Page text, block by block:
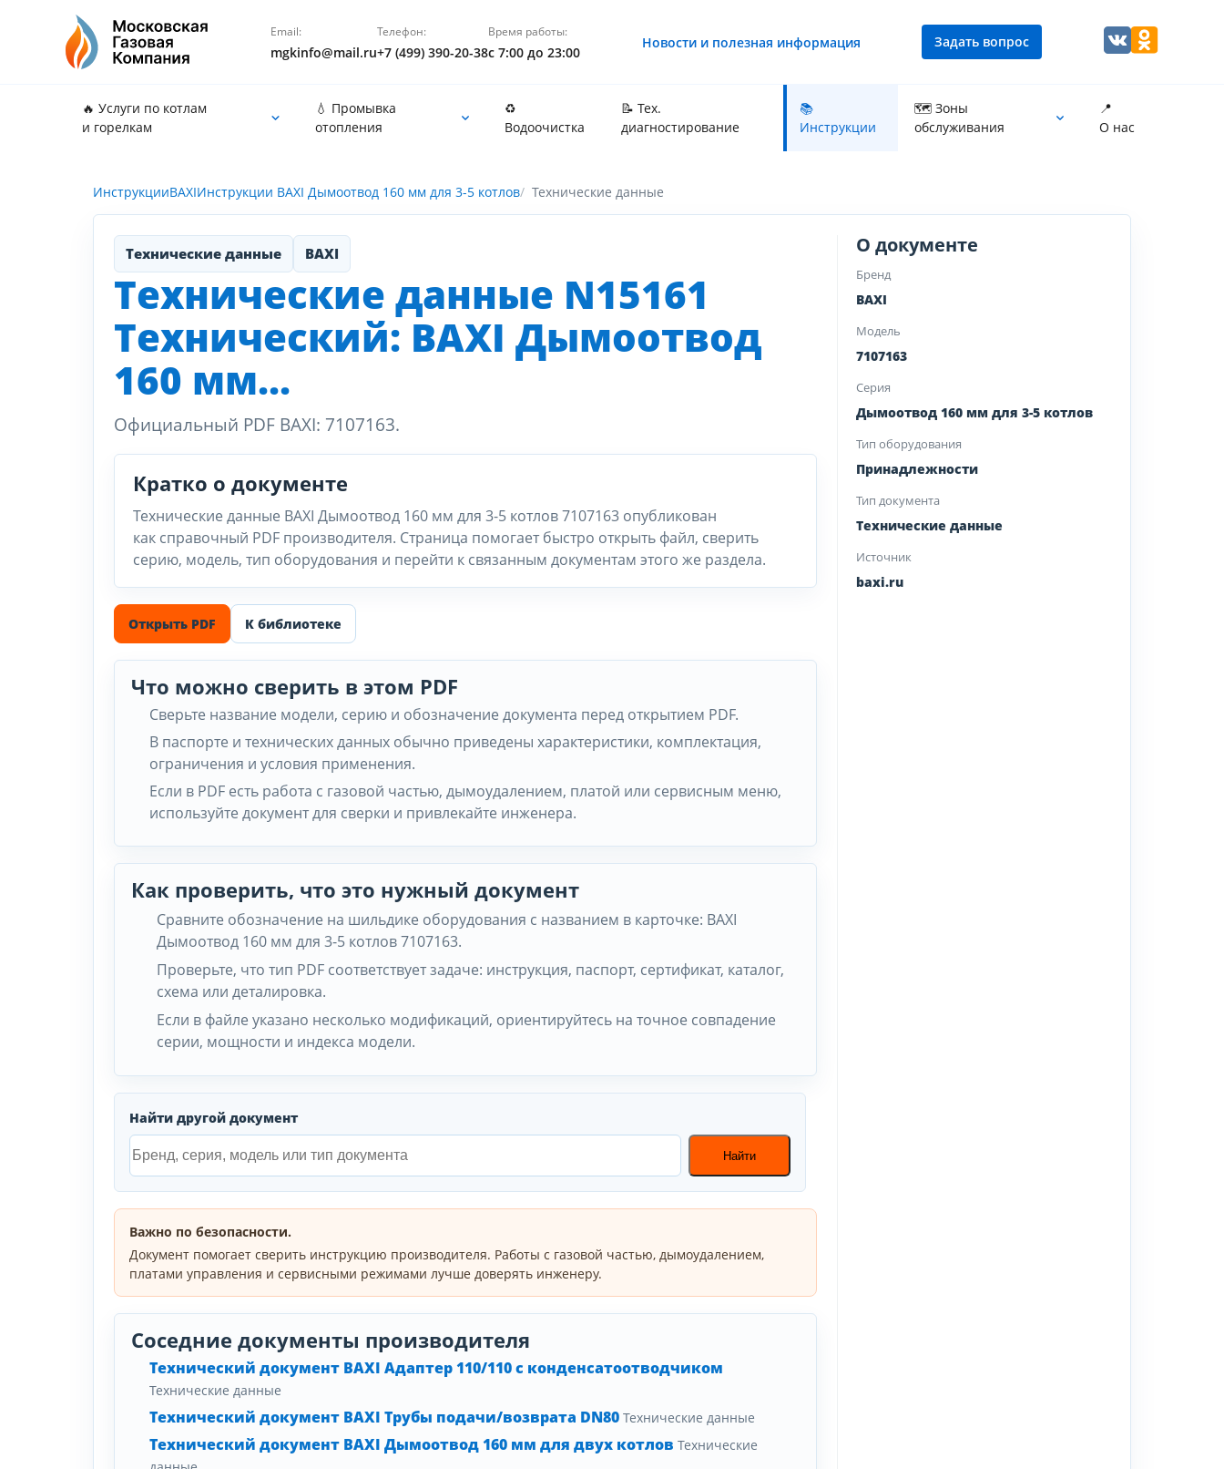
Email:
mgkinfo@mail.ru
Телефон:
+7 (499) 390-20-38
Время работы:
с 7:00 до 23:00
Новости и полезная информация Задать вопрос
🔥 Услуги по котлам
и горелкам
💧 Промывка
отопления
♻️
Водоочистка
📝 Тех.
диагностирование
📚
Инструкции
🗺 Зоны
обслуживания
📍
О нас
ИнструкцииBAXIИнструкции BAXI Дымоотвод 160 мм для 3-5 котлов Технические данные
Технические данные BAXI
Технические данные N15161
Технический: BAXI Дымоотвод
160 мм...
Официальный PDF BAXI: 7107163.
Кратко о документе
Технические данные BAXI Дымоотвод 160 мм для 3-5 котлов 7107163 опубликован
как справочный PDF производителя. Страница помогает быстро открыть файл, сверить
серию, модель, тип оборудования и перейти к связанным документам этого же раздела.
Открыть PDF К библиотеке
Что можно сверить в этом PDF
Сверьте название модели, серию и обозначение документа перед открытием PDF.
В паспорте и технических данных обычно приведены характеристики, комплектация,
ограничения и условия применения.
Если в PDF есть работа с газовой частью, дымоудалением, платой или сервисным меню,
используйте документ для сверки и привлекайте инженера.
Как проверить, что это нужный документ
Сравните обозначение на шильдике оборудования с названием в карточке: BAXI
Дымоотвод 160 мм для 3-5 котлов 7107163.
Проверьте, что тип PDF соответствует задаче: инструкция, паспорт, сертификат, каталог,
схема или деталировка.
Если в файле указано несколько модификаций, ориентируйтесь на точное совпадение
серии, мощности и индекса модели.
Найти другой документ
Найти
Важно по безопасности.
Документ помогает сверить инструкцию производителя. Работы с газовой частью, дымоудалением,
платами управления и сервисными режимами лучше доверять инженеру.
Соседние документы производителя
Технический документ BAXI Адаптер 110/110 с конденсатоотводчиком
Технические данные
Технический документ BAXI Трубы подачи/возврата DN80 Технические данные
Технический документ BAXI Дымоотвод 160 мм для двух котлов Технические
О документе
Бренд
BAXI
Модель
7107163
Серия
Дымоотвод 160 мм для 3-5 котлов
Тип оборудования
Принадлежности
Тип документа
Технические данные
Источник
baxi.ru